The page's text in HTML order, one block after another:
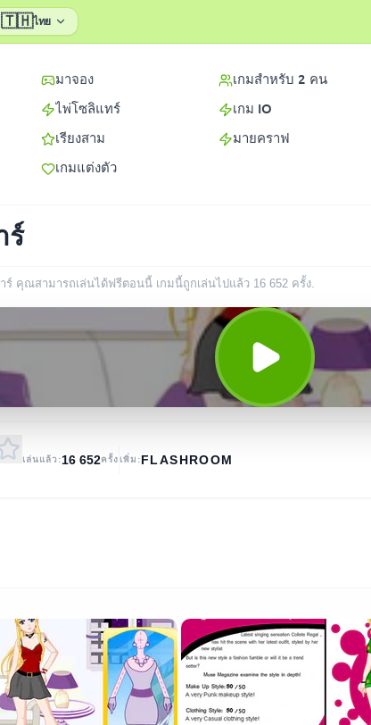
🇹🇭ไทย
มาจอง
ไพ่โซลิแทร์
เรียงสาม
เกมแต่งตัว
เกมสำหรับ 2 คน
เกม IO
มายคราฟ
ร์
คุณสามารถเล่นได้ฟรีตอนนี้ เกมนี้ถูกเล่นไปแล้ว 16 652 ครั้ง.
เล่นแล้ว:16 652ครั้ง เพิ่ม:FLASHROOM